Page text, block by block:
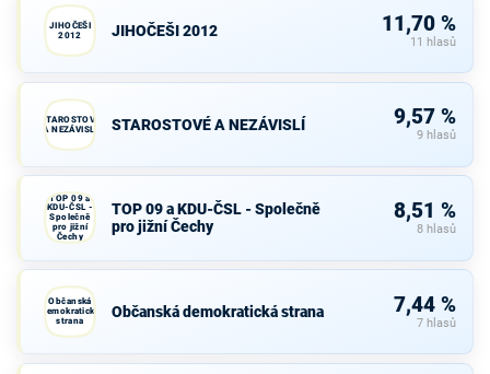
JIHOČEŠI
2012
JIHOČEŠI 2012 11,70 %
11 hlasů
STAROSTOVÉ
A NEZÁVISLÍ
STAROSTOVÉ A NEZÁVISLÍ 9,57 %
9 hlasů
TOP 09 a
KDU-ČSL -
Společně
pro jižní
Čechy
TOP 09 a KDU-ČSL - Společně
pro jižní Čechy
8,51 %
8 hlasů
Občanská
demokratická
strana
Občanská demokratická strana 7,44 %
7 hlasů